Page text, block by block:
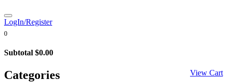
LogIn/Register
0
Subtotal $0.00
View Cart
Categories